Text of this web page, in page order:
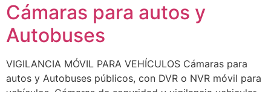
Cámaras para autos y
Autobuses
VIGILANCIA MÓVIL PARA VEHÍCULOS Cámaras para
autos y Autobuses públicos, con DVR o NVR móvil para